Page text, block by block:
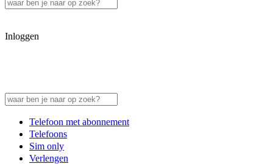
Inloggen
Telefoon met abonnement
Telefoons
Sim only
Verlengen